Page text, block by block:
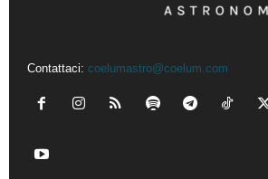
Contattaci: coelumastro@coelum.com